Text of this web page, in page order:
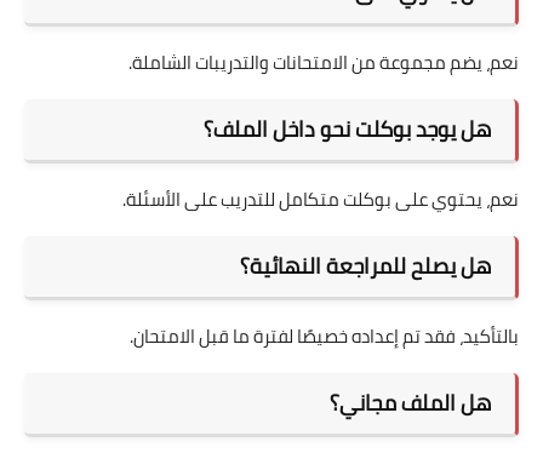
نعم، يضم مجموعة من الامتحانات والتدريبات الشاملة.
هل يوجد بوكلت نحو داخل الملف؟
نعم، يحتوي على بوكلت متكامل للتدريب على الأسئلة.
هل يصلح للمراجعة النهائية؟
بالتأكيد، فقد تم إعداده خصيصًا لفترة ما قبل الامتحان.
هل الملف مجاني؟